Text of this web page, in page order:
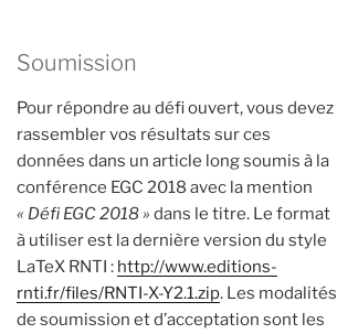
Soumission
Pour répondre au défi ouvert, vous devez
rassembler vos résultats sur ces
données dans un article long soumis à la
conférence EGC 2018 avec la mention
« Défi EGC 2018 » dans le titre. Le format
à utiliser est la dernière version du style
LaTeX RNTI : http://www.editions-
rnti.fr/files/RNTI-X-Y2.1.zip. Les modalités
de soumission et d’acceptation sont les